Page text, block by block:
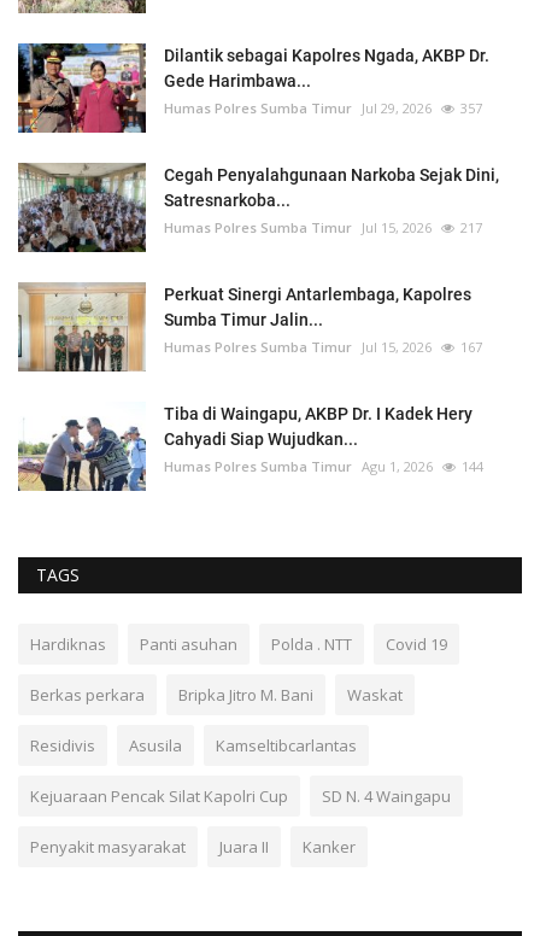
Dilantik sebagai Kapolres Ngada, AKBP Dr.
Gede Harimbawa...
Humas Polres Sumba Timur Jul 29, 2026 357
Cegah Penyalahgunaan Narkoba Sejak Dini,
Satresnarkoba...
Humas Polres Sumba Timur Jul 15, 2026 217
Perkuat Sinergi Antarlembaga, Kapolres
Sumba Timur Jalin...
Humas Polres Sumba Timur Jul 15, 2026 167
Tiba di Waingapu, AKBP Dr. I Kadek Hery
Cahyadi Siap Wujudkan...
Humas Polres Sumba Timur Agu 1, 2026 144
TAGS
Hardiknas Panti asuhan Polda . NTT Covid 19
Berkas perkara Bripka Jitro M. Bani Waskat
Residivis Asusila Kamseltibcarlantas
Kejuaraan Pencak Silat Kapolri Cup SD N. 4 Waingapu
Penyakit masyarakat Juara II Kanker